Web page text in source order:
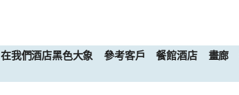
在我們酒店黑色大象 參考客戶 餐館酒店 畫廊